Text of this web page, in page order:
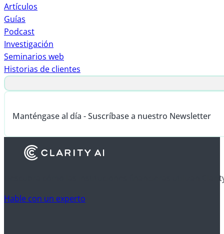
Artículos
Guías
Podcast
Investigación
Seminarios web
Historias de clientes
Manténgase al día - Suscríbase a nuestro Newsletter
Descubra cómo las instituciones financieras utilizan
Hable con un experto